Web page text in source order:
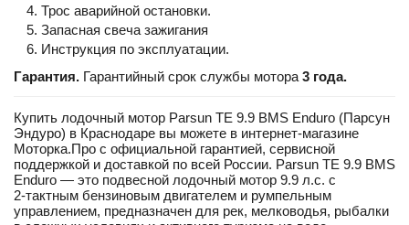
Трос аварийной остановки.
Запасная свеча зажигания
Инструкция по эксплуатации.
Гарантия. Гарантийный срок службы мотора 3 года.
Купить лодочный мотор Parsun TE 9.9 BMS Enduro (Парсун
Эндуро) в Краснодаре вы можете в интернет‑магазине
Моторка.Про с официальной гарантией, сервисной
поддержкой и доставкой по всей России. Parsun TE 9.9 BMS
Enduro — это подвесной лодочный мотор 9.9 л.с. с
2‑тактным бензиновым двигателем и румпельным
управлением, предназначен для рек, мелководья, рыбалки